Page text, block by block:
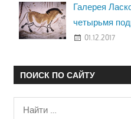
Галерея
четырьмя
01.12.2017
ПОИСК ПО САЙТУ